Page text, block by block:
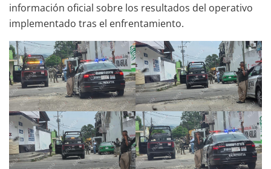
información oficial sobre los resultados del operativo
implementado tras el enfrentamiento.